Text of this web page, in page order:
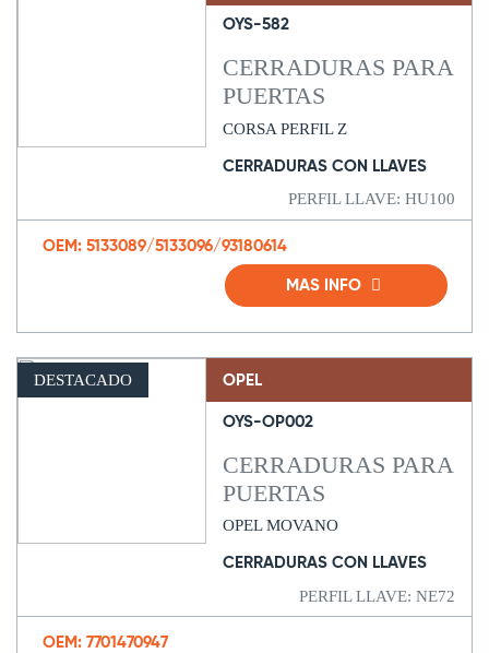
OYS-582
CERRADURAS PARA
PUERTAS
CORSA PERFIL Z
CERRADURAS CON LLAVES
PERFIL LLAVE: HU100
OEM: 5133089/5133096/93180614
MAS INFO
DESTACADO OPEL
OYS-OP002
CERRADURAS PARA
PUERTAS
OPEL MOVANO
CERRADURAS CON LLAVES
PERFIL LLAVE: NE72
OEM: 7701470947